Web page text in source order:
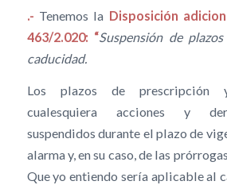
.- Tenemos la Disposición
463/2.020: “Suspensión de
caducidad.
Los plazos de prescripción
cualesquiera acciones y
suspendidos durante el plazo de
alarma y, en su caso, de las
Que yo entiendo sería aplicable al